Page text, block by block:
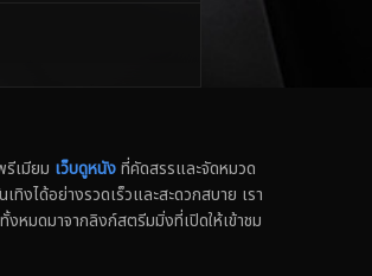
เมียม เว็บดูหนังที่คัดสรรและจัดหมวด
งได้อย่างรวดเร็วและสะดวกสบาย เรา
งหมดมาจากลิงก์สตรีมมิ่งที่เปิดให้เข้าชม